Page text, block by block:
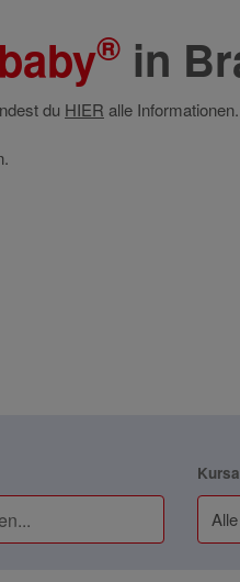
baby® in
du HIER alle Informationen.